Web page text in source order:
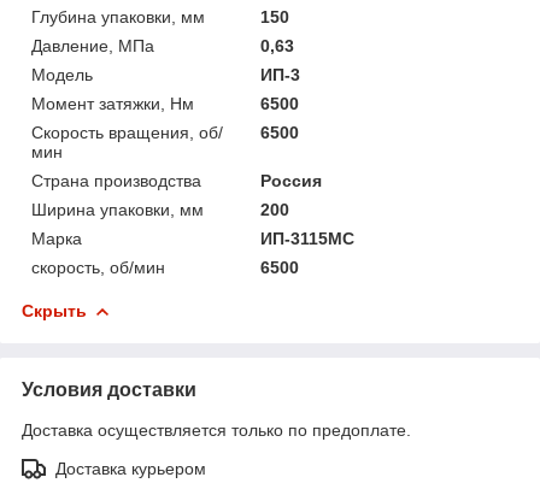
Глубина упаковки, мм
150
Давление, МПа
0,63
Модель
ИП-3
Момент затяжки, Нм
6500
Скорость вращения, об/
мин
6500
Страна производства
Россия
Ширина упаковки, мм
200
Марка
ИП-3115МС
скорость, об/мин
6500
Скрыть
Условия доставки
Доставка осуществляется только по предоплате.
Доставка курьером